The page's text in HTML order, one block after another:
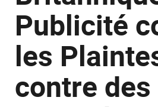
Publicité
les
contre des